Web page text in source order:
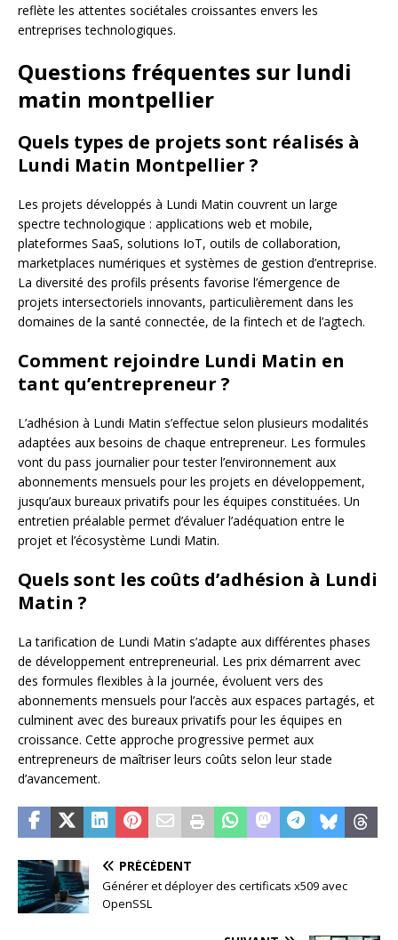
reflète les attentes sociétales croissantes envers les
entreprises technologiques.
Questions fréquentes sur lundi
matin montpellier
Quels types de projets sont réalisés à
Lundi Matin Montpellier ?
Les projets développés à Lundi Matin couvrent un large
spectre technologique : applications web et mobile,
plateformes SaaS, solutions IoT, outils de collaboration,
marketplaces numériques et systèmes de gestion d’entreprise.
La diversité des profils présents favorise l’émergence de
projets intersectoriels innovants, particulièrement dans les
domaines de la santé connectée, de la fintech et de l’agtech.
Comment rejoindre Lundi Matin en
tant qu’entrepreneur ?
L’adhésion à Lundi Matin s’effectue selon plusieurs modalités
adaptées aux besoins de chaque entrepreneur. Les formules
vont du pass journalier pour tester l’environnement aux
abonnements mensuels pour les projets en développement,
jusqu’aux bureaux privatifs pour les équipes constituées. Un
entretien préalable permet d’évaluer l’adéquation entre le
projet et l’écosystème Lundi Matin.
Quels sont les coûts d’adhésion à Lundi
Matin ?
La tarification de Lundi Matin s’adapte aux différentes phases
de développement entrepreneurial. Les prix démarrent avec
des formules flexibles à la journée, évoluent vers des
abonnements mensuels pour l’accès aux espaces partagés, et
culminent avec des bureaux privatifs pour les équipes en
croissance. Cette approche progressive permet aux
entrepreneurs de maîtriser leurs coûts selon leur stade
d’avancement.
PRÉCÉDENT
Générer et déployer des certificats x509 avec
OpenSSL